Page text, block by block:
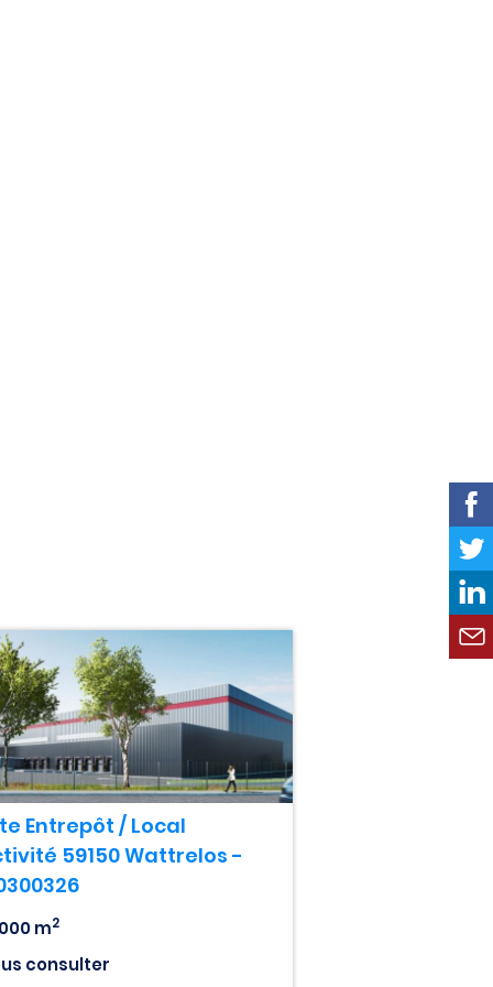
Entrepôt / Local
59150 Wattrelos -
m2
consulter